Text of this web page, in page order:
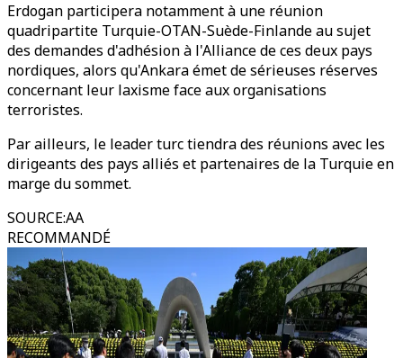
Erdogan participera notamment à une réunion
quadripartite Turquie-OTAN-Suède-Finlande au sujet
des demandes d'adhésion à l'Alliance de ces deux pays
nordiques, alors qu'Ankara émet de sérieuses réserves
concernant leur laxisme face aux organisations
terroristes.
Par ailleurs, le leader turc tiendra des réunions avec les
dirigeants des pays alliés et partenaires de la Turquie en
marge du sommet.
SOURCE:AA
RECOMMANDÉ